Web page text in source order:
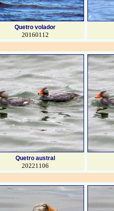
Quetro volador
20160112
Quetro austral
20221106